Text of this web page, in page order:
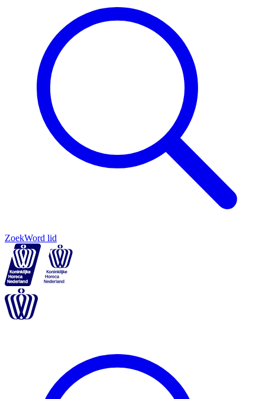
ZoekWord lid